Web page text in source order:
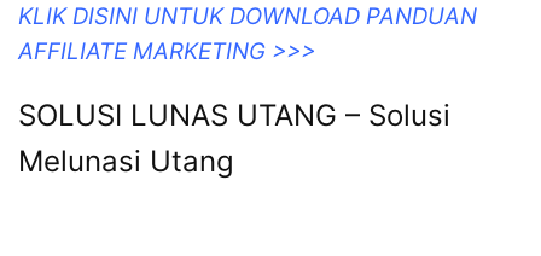
KLIK DISINI UNTUK DOWNLOAD PANDUAN
AFFILIATE MARKETING >>>
SOLUSI LUNAS UTANG – Solusi
Melunasi Utang